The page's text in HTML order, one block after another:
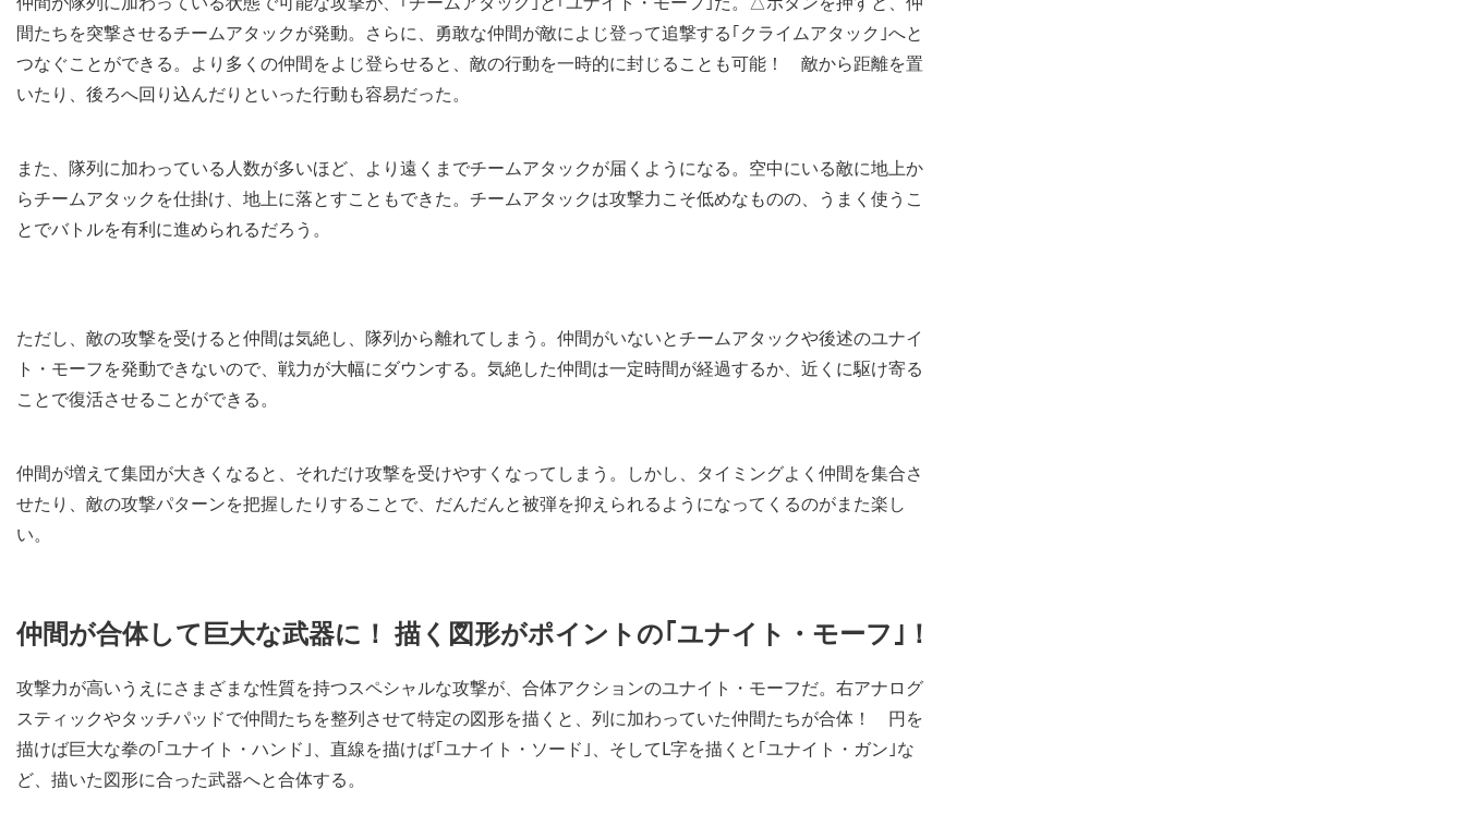
間たちを突撃させるチームアタックが発動。さらに、勇敢な仲間が敵によじ登って追撃する｢クライムアタック｣へと
つなぐことができる。より多くの仲間をよじ登らせると、敵の行動を一時的に封じることも可能！ 敵から距離を置
いたり、後ろへ回り込んだりといった行動も容易だった。
また、隊列に加わっている人数が多いほど、より遠くまでチームアタックが届くようになる。空中にいる敵に地上か
らチームアタックを仕掛け、地上に落とすこともできた。チームアタックは攻撃力こそ低めなものの、うまく使うこ
とでバトルを有利に進められるだろう。
ただし、敵の攻撃を受けると仲間は気絶し、隊列から離れてしまう。仲間がいないとチームアタックや後述のユナイ
ト・モーフを発動できないので、戦力が大幅にダウンする。気絶した仲間は一定時間が経過するか、近くに駆け寄る
ことで復活させることができる。
仲間が増えて集団が大きくなると、それだけ攻撃を受けやすくなってしまう。しかし、タイミングよく仲間を集合さ
せたり、敵の攻撃パターンを把握したりすることで、だんだんと被弾を抑えられるようになってくるのがまた楽し
い。
仲間が合体して巨大な武器に！ 描く図形がポイントの｢ユナイト・モーフ｣！
攻撃力が高いうえにさまざまな性質を持つスペシャルな攻撃が、合体アクションのユナイト・モーフだ。右アナログ
スティックやタッチパッドで仲間たちを整列させて特定の図形を描くと、列に加わっていた仲間たちが合体！ 円を
描けば巨大な拳の｢ユナイト・ハンド｣、直線を描けば｢ユナイト・ソード｣、そしてL字を描くと｢ユナイト・ガン｣な
ど、描いた図形に合った武器へと合体する。